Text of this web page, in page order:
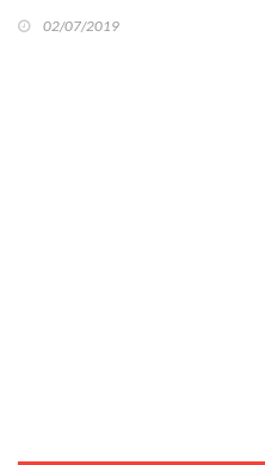
02/07/2019